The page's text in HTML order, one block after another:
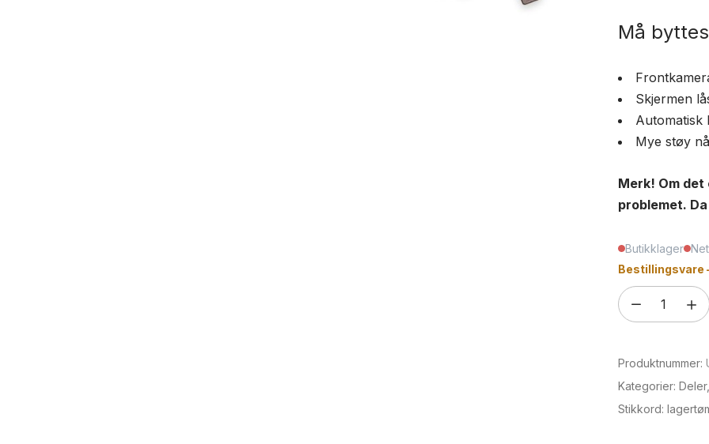
Må
Skjermen
Automatisk
Mye støy
Merk! Om
problemet.
Butikklager
Bestillingsvare
Front
kamera
sensorer
til
iPhone
Produktnummer:
Kategorier: Deler
Stikkord: